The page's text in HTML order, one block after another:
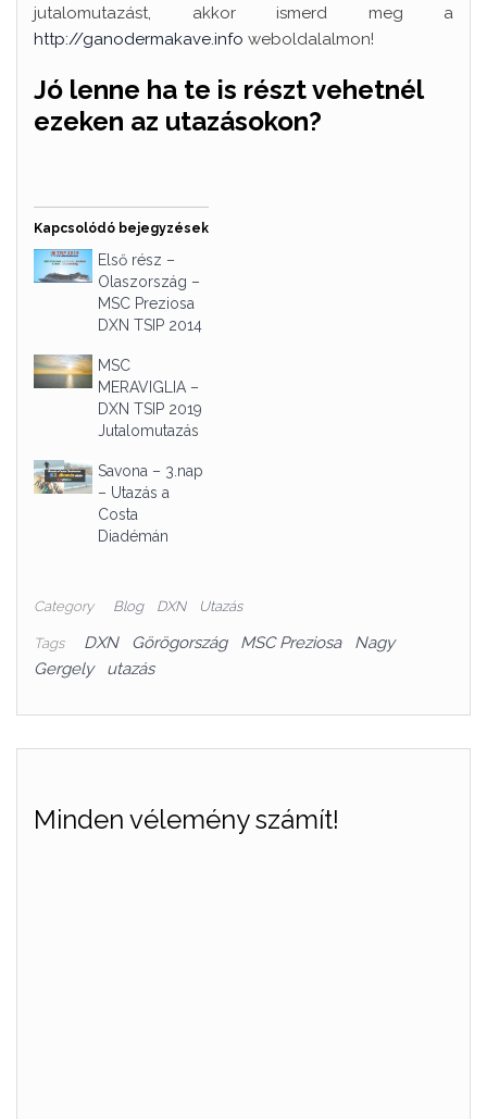
jutalomutazást, akkor ismerd meg a
http://ganodermakave.info weboldalalmon!
Jó lenne ha te is részt vehetnél
ezeken az utazásokon?
Kapcsolódó bejegyzések
Első rész –
Olaszország –
MSC Preziosa
DXN TSIP 2014
MSC
MERAVIGLIA –
DXN TSIP 2019
Jutalomutazás
Savona – 3.nap
– Utazás a
Costa
Diadémán
Category Blog DXN Utazás
Tags DXN Görögország MSC Preziosa
Nagy
Gergely
utazás
Minden vélemény számít!